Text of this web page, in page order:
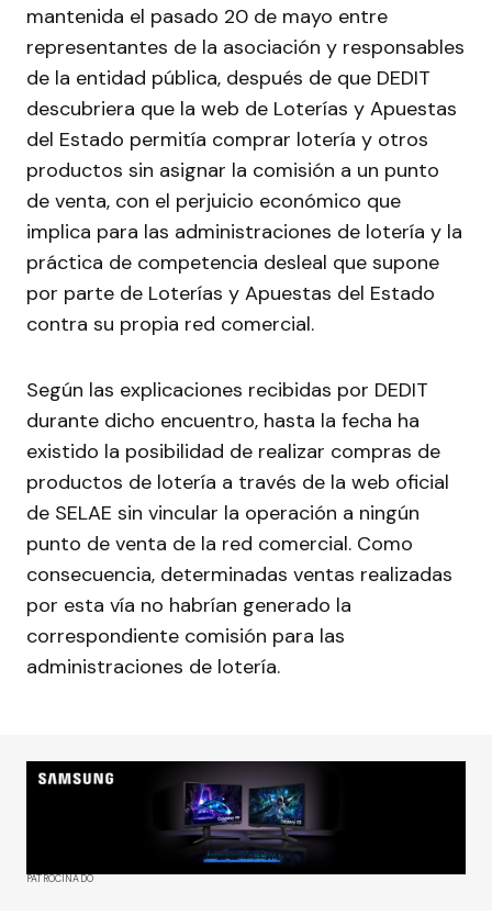
mantenida el pasado 20 de mayo entre
representantes de la asociación y responsables
de la entidad pública, después de que DEDIT
descubriera que la web de Loterías y Apuestas
del Estado permitía comprar lotería y otros
productos sin asignar la comisión a un punto
de venta, con el perjuicio económico que
implica para las administraciones de lotería y la
práctica de competencia desleal que supone
por parte de Loterías y Apuestas del Estado
contra su propia red comercial.
Según las explicaciones recibidas por DEDIT
durante dicho encuentro, hasta la fecha ha
existido la posibilidad de realizar compras de
productos de lotería a través de la web oficial
de SELAE sin vincular la operación a ningún
punto de venta de la red comercial. Como
consecuencia, determinadas ventas realizadas
por esta vía no habrían generado la
correspondiente comisión para las
administraciones de lotería.
PATROCINADO